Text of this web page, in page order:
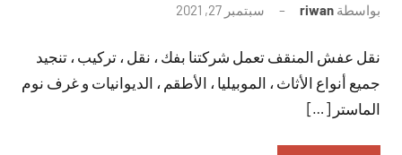
بواسطة riwan سبتمبر 27, 2021
تعليقات
نقل عفش المنقف تعمل شركتنا بفك ، نقل ، تركيب ، تنجيد
جميع أنواع الأثاث ، الموبيليا ، الأطقم ، الديوانيات و غرف نوم
الماستر […]